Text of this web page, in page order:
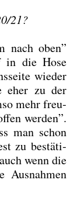
21?
nach oben”
in die Hose
wie­der
eher zu der
mehr freu­
wer­den”.
man schon
zu bestä­ti­
wenn die
Aus­nah­men